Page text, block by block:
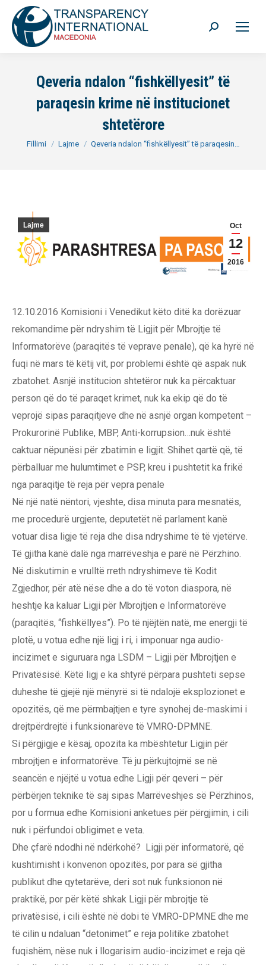
Search:
Qeveria ndalon “fishkëllyesit” të
paraqesin krime në institucionet
shtetërore
You are here:
Fillimi Lajme Qeveria ndalon “fishkëllyesit” të paraqesin…
Oct
12
2016
Lajme
12.10.2016 Komisioni i Venedikut këto ditë ka dorëzuar
rekomandime për ndryshim të Ligjit për Mbrojtje të
Informatorëve (paraqitës të veprave penale), që ka hyrë në
fuqi në mars të këtij vit, por problemi është që aspak nuk
zbatohet. Asnjë institucion shtetëror nuk ka përcaktuar
person që do të paraqet krimet, nuk ka ekip që do të
veprojë sipas paraqitjeve dhe në asnjë organ kompetent –
Prokurorinë Publike, MBP, Anti-korrupsion…nuk është
caktuar nëpunësi për zbatimin e ligjit. Shihet qartë që, të
përballuar me hulumtimet e PSP, kreu i pushtetit ka frikë
nga paraqitje të reja për vepra penale
Në një natë nëntori, vjeshte, disa minuta para mesnatës,
me procedurë urgjente, deputetët në parlament kanë
votuar disa ligje të reja dhe disa ndryshime të të vjetërve.
Të gjitha kanë dalë nga marrëveshja e parë në Përzhino.
Në diskutimin e vrulltë rreth ndryshimeve të Kodit
Zgjedhor, për atë nëse dhe a do të voton diaspora, në
heshtje ka kaluar Ligji për Mbrojtjen e Informatorëve
(paraqitës, “fishkëllyes”). Po të njëjtën natë, me energji të
plotë, u votua edhe një ligj i ri, i imponuar nga audio-
incizimet e siguruara nga LSDM – Ligji për Mbrojtjen e
Privatësisë. Këtë ligj e ka shtyrë përpara pushteti sepse
duheshe të gjejë një mënyrë si të ndalojë eksplozionet e
opozitës, që me përmbajtjen e tyre synohej de-maskimi i
drejtpërdrejtë i funksionarëve të VMRO-DPMNE.
Si përgjigje e kësaj, opozita ka mbështetur Ligjin për
mbrojtjen e informatorëve. Të ju përkujtojmë se në
seancën e njëjtë u votua edhe Ligji për qeveri – për
përbërjen teknike të saj sipas Marrëveshjes së Përzhinos,
por u formua edhe Komisioni anketues për përgjimin, i cili
nuk i përfundoi obligimet e veta.
Dhe çfarë ndodhi në ndërkohë? Ligji për informatorë, që
kushtimisht i konvenon opozitës, por para së gjitha
publikut dhe qytetarëve, deri sot nuk funksionon në
praktikë, por për këtë shkak Ligji për mbrojtje të
privatësisë, i cili është në dobi të VMRO-DPMNE dhe me
të cilin u ndaluan “detonimet” e reja politike zbatohet
fuqishëm, nëse nuk i llogarisim audio-incizimet e reja që